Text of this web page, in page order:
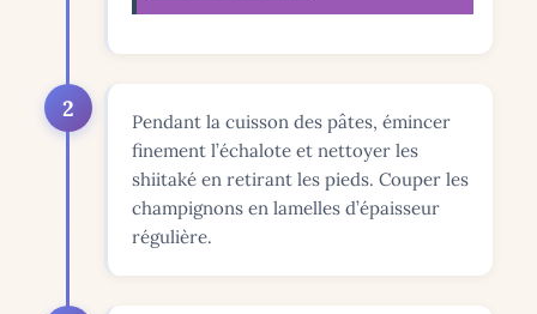
2
Pendant la cuisson des pâtes, émincer
finement l’échalote et nettoyer les
shiitaké en retirant les pieds. Couper les
champignons en lamelles d’épaisseur
régulière.